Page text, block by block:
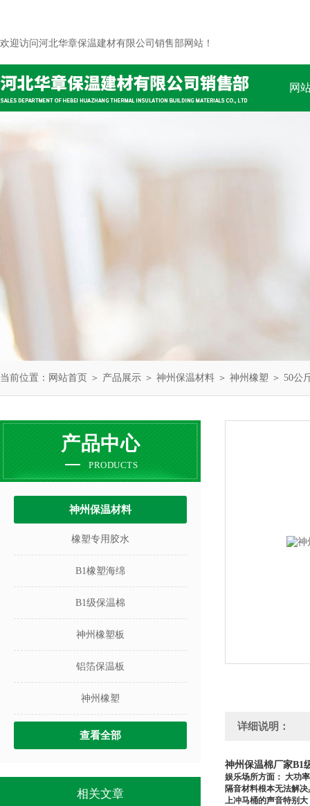
欢迎访问河北华章保温建材有限公司销售部网站！
网
当前位置： 网站首页 ＞ 产品展示 ＞ 神州保温材料 ＞ 神州橡塑 ＞ 50公
产品中心
PRODUCTS
神州保温材料
橡塑专用胶水
B1橡塑海绵
B1级保温棉
神州橡塑板
铝箔保温板
神州橡塑
查看全部
相关文章
详细说明：
神州保温棉厂家B1
娱乐场所方面： 大功
隔音材料根本无法解
上冲马桶的声音特别